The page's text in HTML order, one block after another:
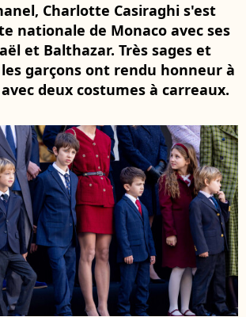
Charlotte Casiraghi s'est
nationale de Monaco avec ses
et Balthazar. Très sages et
garçons ont rendu honneur à
deux costumes à carreaux.